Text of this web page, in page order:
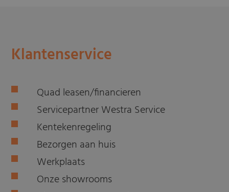
Klantenservice
Quad leasen/financieren
Servicepartner Westra Service
Kentekenregeling
Bezorgen aan huis
Werkplaats
Onze showrooms